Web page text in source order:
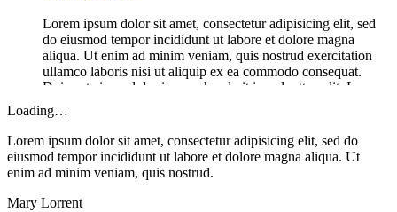
Lorem ipsum dolor sit amet, consectetur adipisicing elit, sed
do eiusmod tempor incididunt ut labore et dolore magna
aliqua. Ut enim ad minim veniam, quis nostrud exercitation
ullamco laboris nisi ut aliquip ex ea commodo consequat.
Duis aute irure dolor in reprehenderit in voluptte velit. Lorem
Loading…
Lorem ipsum dolor sit amet, consectetur adipisicing elit, sed do
eiusmod tempor incididunt ut labore et dolore magna aliqua. Ut
enim ad minim veniam, quis nostrud.
Mary Lorrent